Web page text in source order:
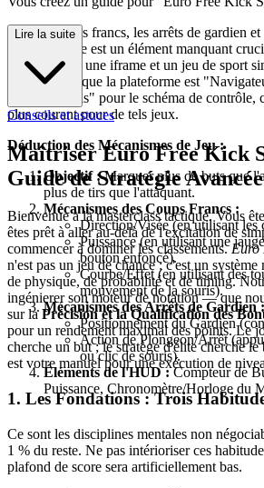
erne les coups francs, les arrêts de gardien
La plateforme est un élément manquant
que le jeu est une iframe et un jeu de sport
logiquement que la plateforme est
Clavier/Souris" pour le schéma de contrôle,
plus courant pour de tels jeux.
Déduction des Mécanismes de Jeu :
Objectif :Marquer plus de buts que
plus de tirs que l'attaquant.
Mécanismes des Coups Francs :
Direction/Visée (en utilisant les
Puissance (en utilisant une
bouton enfoncé).
Courbe/Effet (en utilisant des
mouvement de la souris).
Mécanismes des Arrêts de Gardien :
Positionnement du Gardien
Action de Plongeon/Arrêt
ou clic de souris).
Éléments de l'HUD :Compteur de
Puissance, Chronomètre/Horloge du
Lire la suite
Conseils et astuces
Maîtriser Euro Free Kick
Guide de Stratégie Avancée
Bienvenue à la masterclass tactique. Vous
êtes prêt à aller au-delà de l'excitation de
commencer à dominer les classements.Euro
n'est pas un jeu de chance ; c'est un
de physique, de probabilité et de timing.
ingénierer son moteur de notation — que
sur laPrécision et la Qualification des
pour un rendement maximal des points. Le
cherche un but ; le stratège d'élite cherche
est votre manuel pour une exécution de
1. Les Fondations : Trois
Ce sont les disciplines mentales non
1 % du reste. Ne pas intérioriser ces
plafond de score sera artificiellement bas.